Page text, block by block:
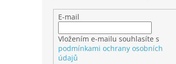
E-mail
Vložením e-mailu souhlasíte s
podmínkami ochrany osobních
údajů